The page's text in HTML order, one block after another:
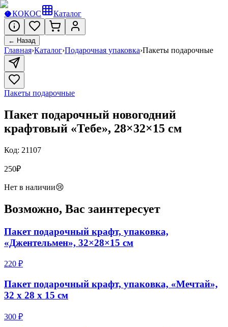
🥥КОКОС Каталог
← Назад
Главная›Каталог›Подарочная упаковка›Пакеты подарочные
Пакеты подарочные
Пакет подарочный новогодний
крафтовый «Тебе», 28×32×15 см
Код: 21107
250₽
Нет в наличии😢
Возможно, Вас заинтересует
Пакет подарочный крафт, упаковка,
«Джентельмен», 32×28×15 см
220 ₽
Пакет подарочный крафт, упаковка, «Мечтай»,
32 х 28 х 15 см
300 ₽